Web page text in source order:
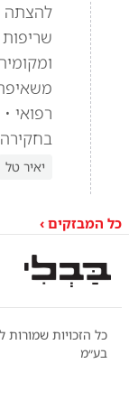
להצתה
רפואי
בחקירה
יאיר טל
כל המבזקים ›
כל הזכויות שמורות
בע״מ